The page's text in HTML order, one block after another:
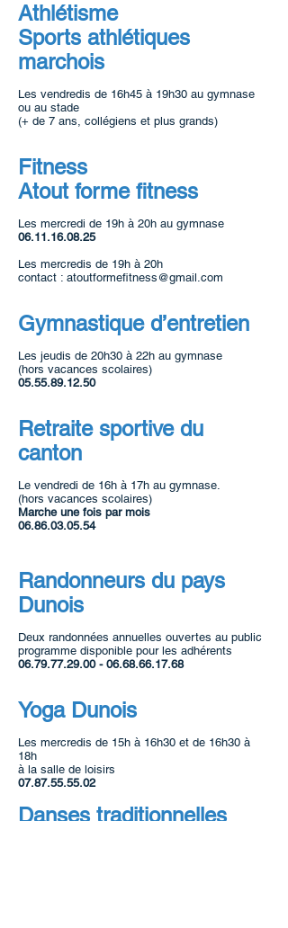
Athlétisme
Sports athlétiques
marchois
Les vendredis de 16h45 à 19h30 au gymnase
ou au stade
(+ de 7 ans, collégiens et plus grands)
Fitness
Atout forme fitness
Les mercredi de 19h à 20h au gymnase
06.11.16.08.25
Les mercredis de 19h à 20h
contact : atoutformefitness@gmail.com
Gymnastique d’entretien
Les jeudis de 20h30 à 22h au gymnase
(hors vacances scolaires)
05.55.89.12.50
Retraite sportive du
canton
Le vendredi de 16h à 17h au gymnase.
(hors vacances scolaires)
Marche une fois par mois
06.86.03.05.54
Randonneurs du pays
Dunois
Deux randonnées annuelles ouvertes au public
programme disponible pour les adhérents
06.79.77.29.00 - 06.68.66.17.68
Yoga Dunois
Les mercredis de 15h à 16h30 et de 16h30 à
18h
à la salle de loisirs
07.87.55.55.02
Danses traditionnelles